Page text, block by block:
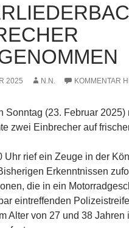
2025 N.N. KOMMENTAR
Sonntag (23. Februar 2025)
zwei Einbrecher auf
Uhr rief ein Zeuge in der
Erkenntnissen
die in ein
eintreffenden
Alter von 27 und 38 Jahren